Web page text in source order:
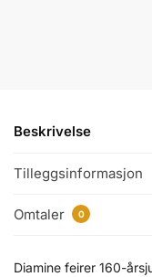
Beskrivelse
Tilleggsinformasjon
Omtaler 0
Diamine feirer 160-